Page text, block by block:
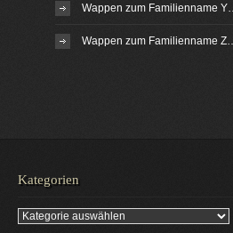
Wappen zum Familienname Y…
Wappen zum Familienname Z…
Kategorien
Kategorien